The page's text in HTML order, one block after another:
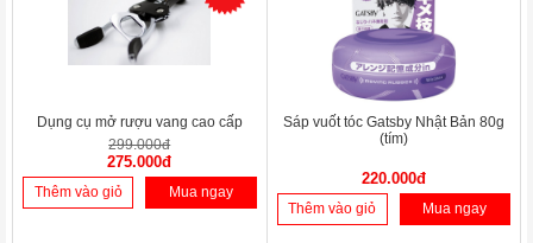
Dụng cụ mở rượu vang cao cấp
299.000đ
275.000đ
Thêm vào giỏ Mua ngay
Sáp vuốt tóc Gatsby Nhật Bản 80g
(tím)
220.000đ
Thêm vào giỏ Mua ngay